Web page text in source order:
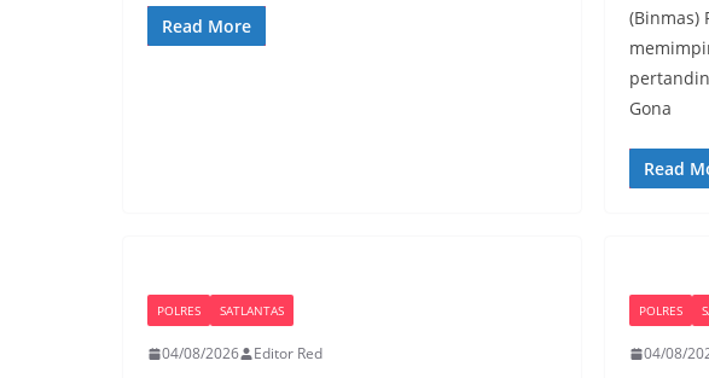
Read More
(Binmas)
Gona
Read
POLRES SATLANTAS
04/08/2026 Editor Red
POLRES
04/08/